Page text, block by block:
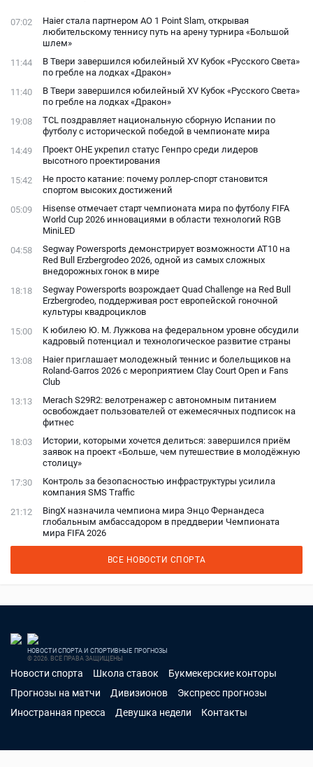
фанатами
07:02
Haier стала партнером AO 1 Point Slam, открывая
любительскому теннису путь на арену турнира «Большой
шлем»
11:44
В Твери завершился юбилейный XV Кубок «Русского Света»
по гребле на лодках «Дракон»
11:40
В Твери завершился юбилейный XV Кубок «Русского Света»
по гребле на лодках «Дракон»
19:08
TCL поздравляет национальную сборную Испании по
футболу с исторической победой в чемпионате мира
14:49
Проект ОНЕ укрепил статус Генпро среди лидеров
высотного проектирования
15:42
Не просто катание: почему роллер-спорт становится
спортом высоких достижений
05:09
Hisense отмечает старт чемпионата мира по футболу FIFA
World Cup 2026 инновациями в области технологий RGB
MiniLED
04:58
Segway Powersports демонстрирует возможности AT10 на
Red Bull Erzbergrodeo 2026, одной из самых сложных
внедорожных гонок в мире
18:18
Segway Powersports возрождает Quad Challenge на Red Bull
Erzbergrodeo, поддерживая рост европейской гоночной
культуры квадроциклов
15:00
К юбилею Ю. М. Лужкова на федеральном уровне обсудили
кадровый потенциал и технологическое развитие страны
13:08
Haier приглашает молодежный теннис и болельщиков на
Roland-Garros 2026 с мероприятием Clay Court Open и Fans
Club
13:13
Merach S29R2: велотренажер с автономным питанием
освобождает пользователей от ежемесячных подписок на
фитнес
18:03
Истории, которыми хочется делиться: завершился приём
заявок на проект «Больше, чем путешествие в молодёжную
столицу»
17:30
Контроль за безопасностью инфраструктуры усилила
компания SMS Traffic
21:12
BingX назначила чемпиона мира Энцо Фернандеса
глобальным амбассадором в преддверии Чемпионата
мира FIFA 2026
ВСЕ НОВОСТИ СПОРТА
НОВОСТИ СПОРТА И СПОРТИВНЫЕ ПРОГНОЗЫ
© 2026. ВСЕ ПРАВА ЗАЩИЩЕНЫ
Новости спорта Школа ставок
Букмекерские конторы
Прогнозы на матчи
Дивизионов
Экспресс прогнозы
Иностранная пресса
Девушка недели Контакты